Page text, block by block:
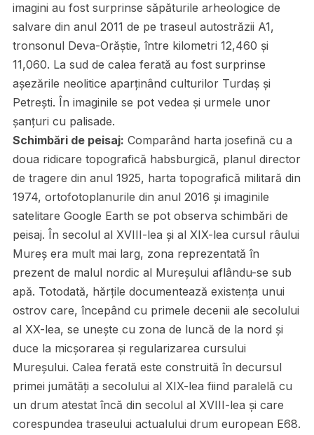
imagini au fost surprinse săpăturile arheologice de
salvare din anul 2011 de pe traseul autostrăzii A1,
tronsonul Deva-Orăștie, între kilometri 12,460 și
11,060. La sud de calea ferată au fost surprinse
așezările neolitice aparținând culturilor Turdaș și
Petrești. În imaginile se pot vedea și urmele unor
șanțuri cu palisade.
Schimbări de peisaj: Comparând harta josefină cu a
doua ridicare topografică habsburgică, planul director
de tragere din anul 1925, harta topografică militară din
1974, ortofotoplanurile din anul 2016 și imaginile
satelitare Google Earth se pot observa schimbări de
peisaj. În secolul al XVIII-lea și al XIX-lea cursul râului
Mureș era mult mai larg, zona reprezentată în
prezent de malul nordic al Mureșului aflându-se sub
apă. Totodată, hărțile documentează existența unui
ostrov care, începând cu primele decenii ale secolului
al XX-lea, se unește cu zona de luncă de la nord și
duce la micșorarea și regularizarea cursului
Mureșului. Calea ferată este construită în decursul
primei jumătăți a secolului al XIX-lea fiind paralelă cu
un drum atestat încă din secolul al XVIII-lea și care
corespundea traseului actualului drum european E68.